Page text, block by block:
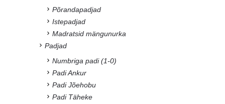
Põrandapadjad
Istepadjad
Madratsid mängunurka
Padjad
Numbriga padi (1-0)
Padi Ankur
Padi Jõehobu
Padi Täheke